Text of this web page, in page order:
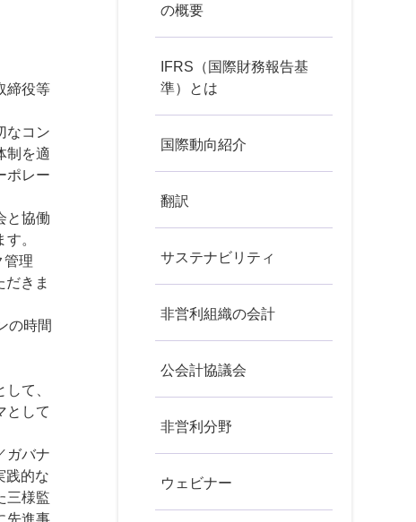
締役等
なコン
制を適
ポレー
と協働
。
管理
きま
の時間
て、
として
ガバナ
践的な
三様監
先進事
の概要
IFRS（国際財務報告基
準）とは
国際動向紹介
翻訳
サステナビリティ
非営利組織の会計
公会計協議会
非営利分野
ウェビナー